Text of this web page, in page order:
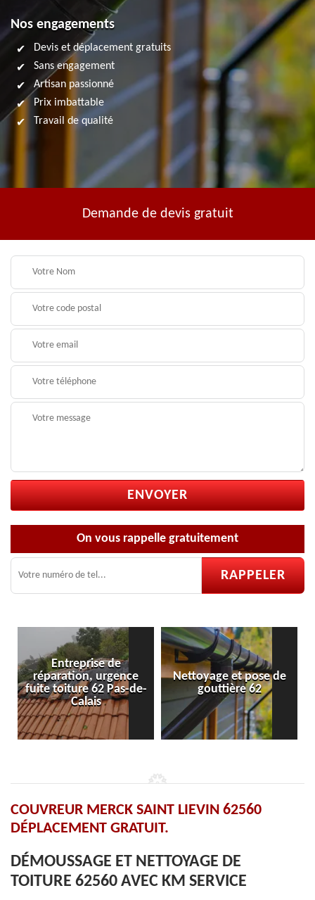
Nos engagements
Devis et déplacement gratuits
Sans engagement
Artisan passionné
Prix imbattable
Travail de qualité
Demande de devis gratuit
On vous rappelle gratuitement
de-
Nettoyage et pose de
gouttière 62
Pose et réparation de
velux 62
COUVREUR MERCK SAINT LIEVIN 62560
DÉPLACEMENT GRATUIT.
DÉMOUSSAGE ET NETTOYAGE DE
TOITURE 62560 AVEC KM SERVICE